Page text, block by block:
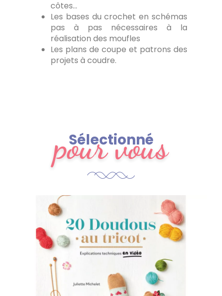
côtes…
Les bases du crochet en schémas
pas à pas nécessaires à la
réalisation des moufles
Les plans de coupe et patrons des
projets à coudre.
Sélectionné
pour vous